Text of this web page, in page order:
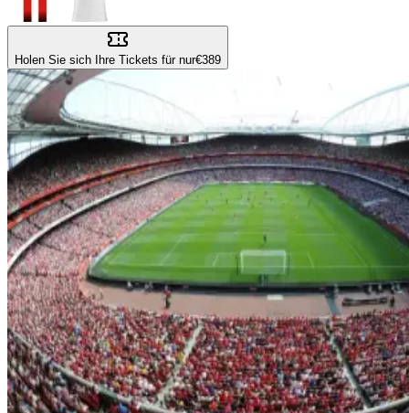
Holen Sie sich Ihre Tickets für nur€389